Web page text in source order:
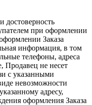
достоверность
при оформлении
Заказа
информация, в том
телефоны, адреса
Продавец не несет
с указанными
невозможности
адресу,
оформления Заказа